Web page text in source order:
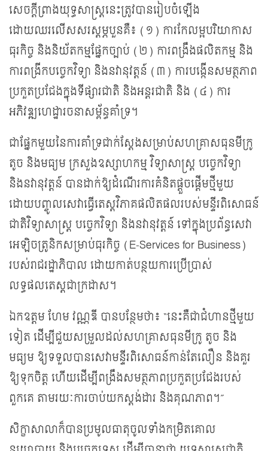
សេចក្តីព្រាងយុទ្ធសាស្ត្រនេះត្រូវបានរៀបចំឡើង
ដោយឈរលើសសរស្តម្ភបួនគឺ៖ (១) ការកែលម្អបរិយា​កាស​
ធុរកិច្ច និងនិយ័តកម្មផ្នែកច្បាប់ (២) ការពង្រឹងផលិតកម្ម និង
ការពង្រីកបច្ចេកវិទ្យា និងនវានុវត្តន៍ (៣) ការបង្កើនសមត្ថភាព
ប្រកួតប្រជែងក្នុងទីផ្សារជាតិ និងអន្តរជាតិ និង (៤) ការ
អភិវឌ្ឍហេដ្ឋារចនាសម្ព័ន្ធគាំទ្រ។
ជាផ្នែកមួយនៃការគាំទ្រជាក់ស្តែងសម្រាប់សហគ្រាសធុនមីក្រូ
តូច និងមធ្យម ក្រសួងឧស្សាហកម្ម វិទ្យាសាស្ត្រ បច្ចេកវិទ្យា
និងនវានុវត្តន៍ បានដាក់ឱ្យដំណើរការគំនិតផ្តួចផ្តើមថ្មីមួយ
ដោយបញ្ចូលសេវាធ្វើតេស្តវិភាគផលិតផលរបស់មន្ទីរពិសោធន៍
ជាតិវិទ្យាសាស្ត្រ បច្ចេកវិទ្យា និងនវានុវត្តន៍ ទៅក្នុងប្រព័ន្ធសេវា
អេឡិចត្រូនិកសម្រាប់ធុរកិច្ច (E-Services for Business)
របស់រាជរដ្ឋាភិបាល ដោយកាត់បន្ថយការប្រើប្រាស់
លទ្ធផលតេស្តជាក្រដាស។
ឯកឧត្តម ហែម វណ្ណឌី បានបន្ថែមថា៖ “នេះគឺជាជំហានថ្មីមួយ
ទៀត ដើម្បីជួយសម្រួលដល់សហគ្រាសធុនមីក្រូ តូច និង
មធ្យម ឱ្យទទួលបានសេវាមន្ទីរពិសោធន៍កាន់តែលឿន និងគួរ
ឱ្យទុកចិត្ត ហើយដើម្បីពង្រឹងសមត្ថភាពប្រកួតប្រជែងរបស់
ពួកគេ តាមរយៈការចាប់យកស្តង់ដារ និងគុណភាព។”
សិក្ខាសាលាក៏បានប្រមូលធាតុចូលទាំងកម្រិតគោល